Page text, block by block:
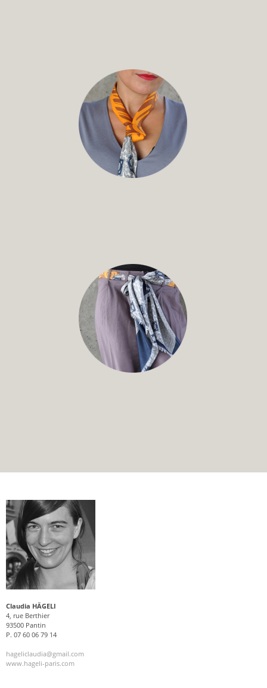
Claudia HÄGELI
4, rue Berthier
93500 Pantin
P. 07 60 06 79 14
hageliclaudia@gmail.com
www.hageli-paris.com